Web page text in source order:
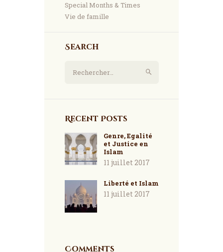
Special Months & Times
Vie de famille
Search
Recent Posts
Genre, Egalité
et Justice en
Islam
11 juillet 2017
Liberté et Islam
11 juillet 2017
Comments